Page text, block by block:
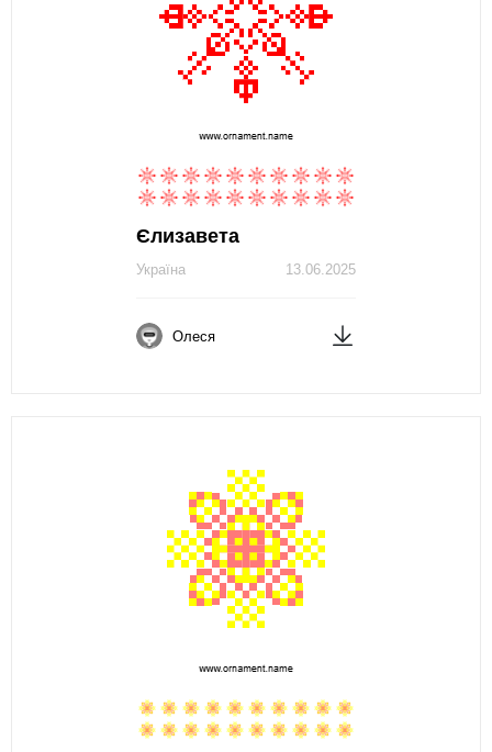
Єлизавета
13.06.2025
Україна
Олеся